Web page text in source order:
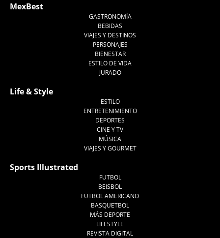
MexBest
GASTRONOMÍA
BEBIDAS
VIAJES Y DESTINOS
PERSONAJES
BIENESTAR
ESTILO DE VIDA
JURADO
Life & Style
ESTILO
ENTRETENIMIENTO
DEPORTES
CINE Y TV
MÚSICA
VIAJES Y GOURMET
Sports Illustrated
FUTBOL
BEISBOL
FUTBOL AMERICANO
BASQUETBOL
MÁS DEPORTE
LIFESTYLE
REVISTA DIGITAL